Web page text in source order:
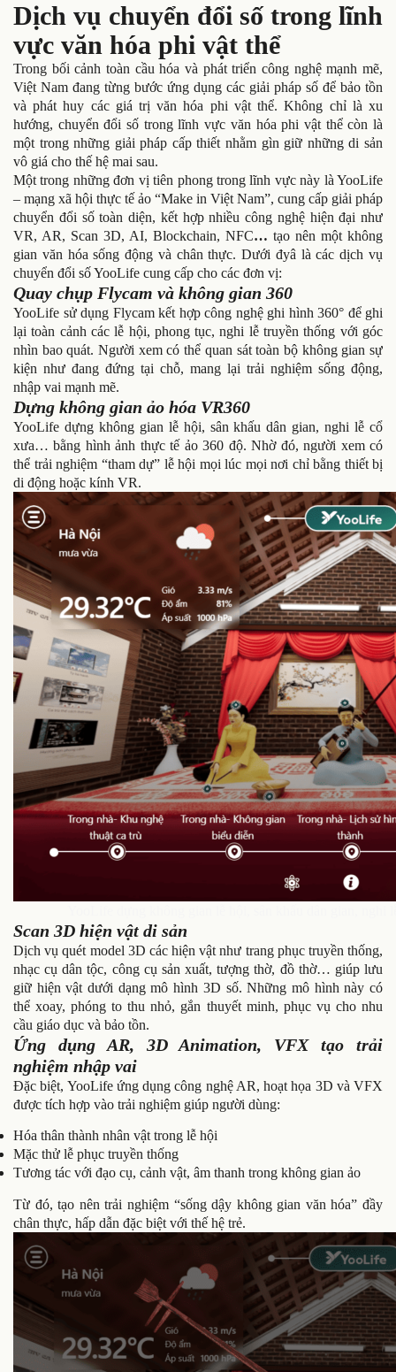
Dịch vụ chuyển đổi số trong lĩnh
vực văn hóa phi vật thể
Trong bối cảnh toàn cầu hóa và phát triển công nghệ mạnh mẽ,
Việt Nam đang từng bước ứng dụng các giải pháp số để bảo tồn
và phát huy các giá trị văn hóa phi vật thể. Không chỉ là xu
hướng, chuyển đổi số trong lĩnh vực văn hóa phi vật thể còn là
một trong những giải pháp cấp thiết nhằm gìn giữ những di sản
vô giá cho thế hệ mai sau.
Một trong những đơn vị tiên phong trong lĩnh vực này là YooLife
– mạng xã hội thực tế ảo “Make in Việt Nam”, cung cấp giải pháp
chuyển đổi số toàn diện, kết hợp nhiều công nghệ hiện đại như
VR, AR, Scan 3D, AI, Blockchain, NFC… tạo nên một không
gian văn hóa sống động và chân thực. Dưới đyâ là các dịch vụ
chuyển đổi số YooLife cung cấp cho các đơn vị:
Quay chụp Flycam và không gian 360
YooLife sử dụng Flycam kết hợp công nghệ ghi hình 360° để ghi
lại toàn cảnh các lễ hội, phong tục, nghi lễ truyền thống với góc
nhìn bao quát. Người xem có thể quan sát toàn bộ không gian sự
kiện như đang đứng tại chỗ, mang lại trải nghiệm sống động,
nhập vai mạnh mẽ.
Dựng không gian ảo hóa VR360
YooLife dựng không gian lễ hội, sân khấu dân gian, nghi lễ cổ
xưa… bằng hình ảnh thực tế ảo 360 độ. Nhờ đó, người xem có
thể trải nghiệm “tham dự” lễ hội mọi lúc mọi nơi chỉ bằng thiết bị
di động hoặc kính VR.
Scan 3D hiện vật di sản
Dịch vụ quét model 3D các hiện vật như trang phục truyền thống,
nhạc cụ dân tộc, công cụ sản xuất, tượng thờ, đồ thờ… giúp lưu
giữ hiện vật dưới dạng mô hình 3D số. Những mô hình này có
thể xoay, phóng to thu nhỏ, gắn thuyết minh, phục vụ cho nhu
cầu giáo dục và bảo tồn.
Ứng dụng AR, 3D Animation, VFX tạo trải
nghiệm nhập vai
Đặc biệt, YooLife ứng dụng công nghệ AR, hoạt họa 3D và VFX
được tích hợp vào trải nghiệm giúp người dùng:
Hóa thân thành nhân vật trong lễ hội
Mặc thử lễ phục truyền thống
Tương tác với đạo cụ, cảnh vật, âm thanh trong không gian ảo
Từ đó, tạo nên trải nghiệm “sống dậy không gian văn hóa” đầy
chân thực, hấp dẫn đặc biệt với thế hệ trẻ.